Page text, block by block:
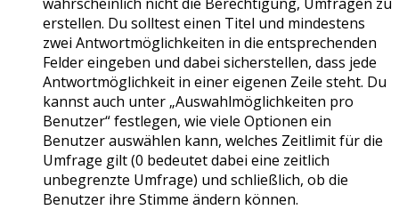
erstellen. Du solltest einen Titel und mindestens
zwei Antwortmöglichkeiten in die entsprechenden
Felder eingeben und dabei sicherstellen, dass jede
Antwortmöglichkeit in einer eigenen Zeile steht. Du
kannst auch unter „Auswahlmöglichkeiten pro
Benutzer“ festlegen, wie viele Optionen ein
Benutzer auswählen kann, welches Zeitlimit für die
Umfrage gilt (0 bedeutet dabei eine zeitlich
unbegrenzte Umfrage) und schließlich, ob die
Benutzer ihre Stimme ändern können.